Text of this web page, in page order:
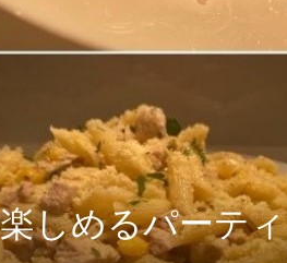
しめるパーティ